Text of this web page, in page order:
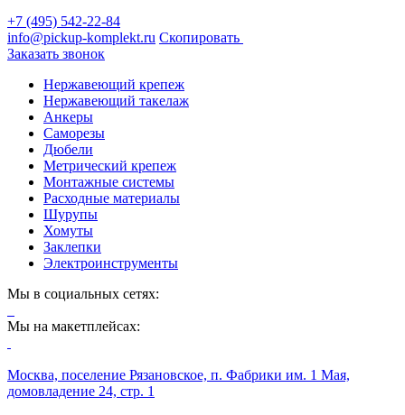
+7 (495) 542-22-84
info@pickup-komplekt.ru Скопировать
Заказать звонок
Нержавеющий крепеж
Нержавеющий такелаж
Анкеры
Саморезы
Дюбели
Метрический крепеж
Монтажные системы
Расходные материалы
Шурупы
Хомуты
Заклепки
Электроинструменты
Мы в социальных сетях:
Мы на макетплейсах:
Москва, поселение Рязановское, п. Фабрики им. 1 Мая,
домовладение 24, стр. 1